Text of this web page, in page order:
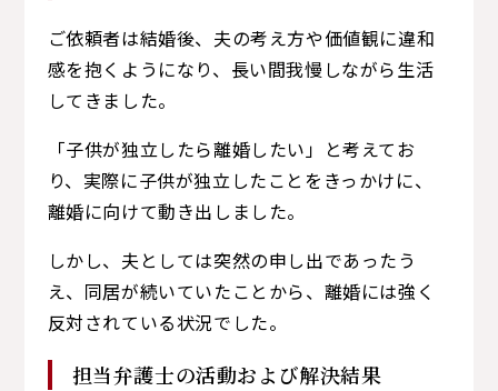
ご依頼者は結婚後、夫の考え方や価値観に違和
感を抱くようになり、長い間我慢しながら生活
してきました。
「子供が独立したら離婚したい」と考えてお
り、実際に子供が独立したことをきっかけに、
離婚に向けて動き出しました。
しかし、夫としては突然の申し出であったう
え、同居が続いていたことから、離婚には強く
反対されている状況でした。
担当弁護士の活動および解決結果